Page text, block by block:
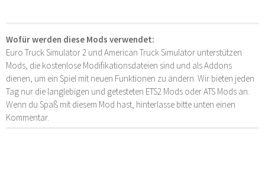
Wofür werden diese Mods verwendet:
Euro Truck Simulator 2 und American Truck Simulator unterstützen
Mods, die kostenlose Modifikationsdateien sind und als Addons
dienen, um ein Spiel mit neuen Funktionen zu ändern. Wir bieten jeden
Tag nur die langlebigen und getesteten ETS2 Mods oder ATS Mods an.
Wenn du Spaß mit diesem Mod hast, hinterlasse bitte unten einen
Kommentar.